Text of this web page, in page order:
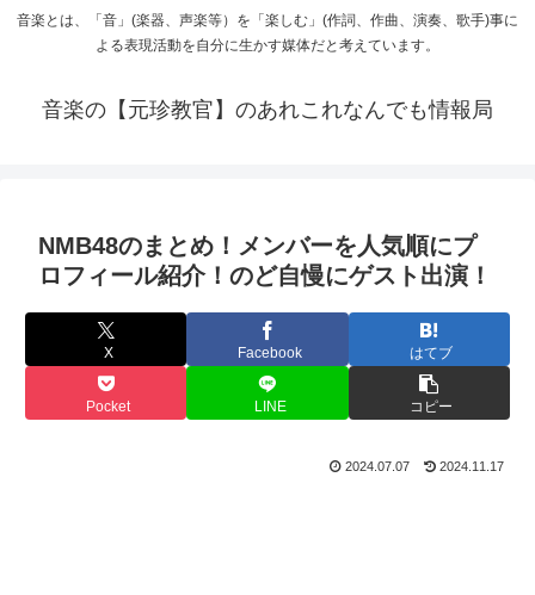
音楽とは、「音」(楽器、声楽等）を「楽しむ」(作詞、作曲、演奏、歌手)事に
よる表現活動を自分に生かす媒体だと考えています。
音楽の【元珍教官】のあれこれなんでも情報局
NMB48のまとめ！メンバーを人気順にプ
ロフィール紹介！のど自慢にゲスト出演！
X Facebook はてブ
Pocket LINE コピー
2024.07.07 2024.11.17